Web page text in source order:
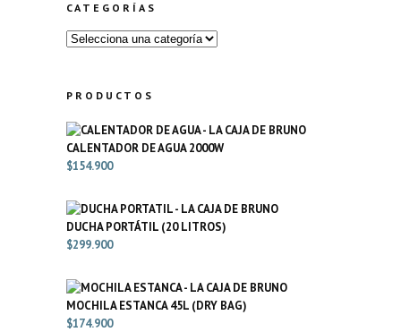
CATEGORÍAS
PRODUCTOS
CALENTADOR DE AGUA 2000W
$154.900
DUCHA PORTÁTIL (20 LITROS)
$299.900
MOCHILA ESTANCA 45L (DRY BAG)
$174.900